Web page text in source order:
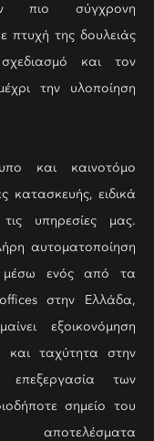
πιο σύγχρονη
πτυχή της δουλειάς
και τον
την υλοποίηση
και καινοτόμο
κατασκευής, ειδικά
υπηρεσίες μας.
αυτοματοποίηση
μέσω ενός από τα
στην Ελλάδα,
εξοικονόμηση
και ταχύτητα στην
επεξεργασία των
σημείο του